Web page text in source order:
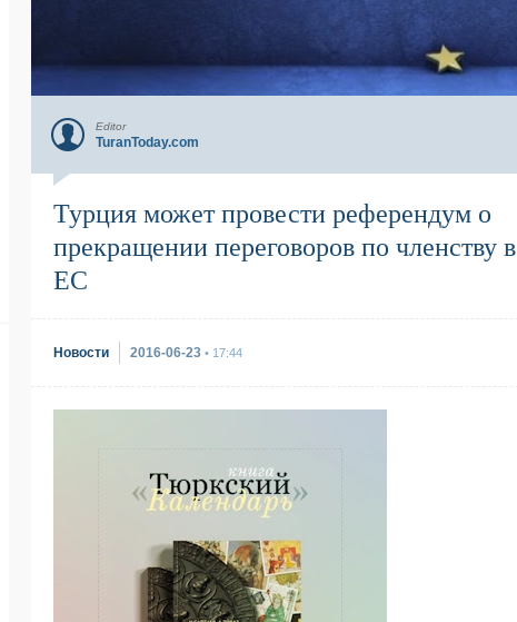
Editor
TuranToday.com
Турция может провести референдум о
прекращении переговоров по членству в
ЕС
Новости 2016-06-23 • 17:44